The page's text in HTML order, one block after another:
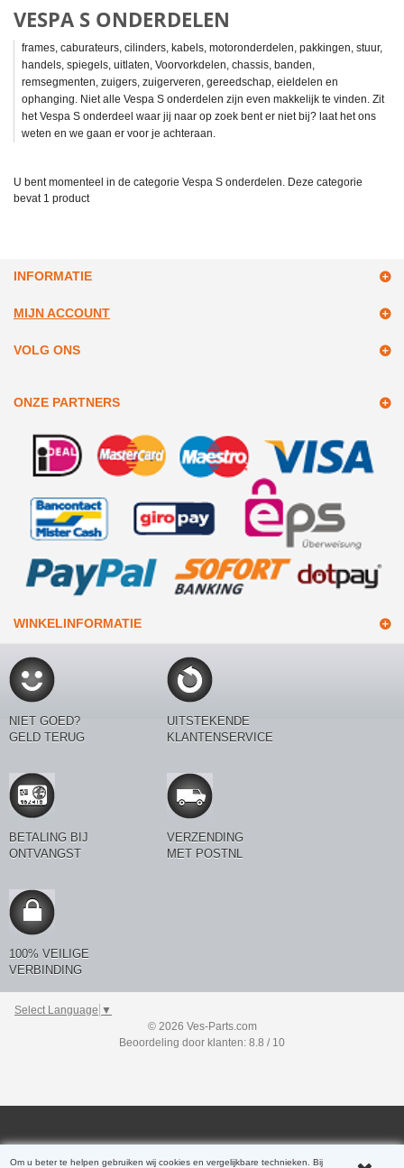
VESPA S ONDERDELEN
frames, caburateurs, cilinders, kabels, motoronderdelen, pakkingen, stuur,
handels, spiegels, uitlaten, Voorvorkdelen, chassis, banden,
remsegmenten, zuigers, zuigerveren, gereedschap, eieldelen en
ophanging. Niet alle Vespa S onderdelen zijn even makkelijk te vinden. Zit
het Vespa S onderdeel waar jij naar op zoek bent er niet bij? laat het ons
weten en we gaan er voor je achteraan.
U bent momenteel in de categorie Vespa S onderdelen. Deze categorie
bevat 1 product
INFORMATIE
MIJN ACCOUNT
VOLG ONS
ONZE PARTNERS
WINKELINFORMATIE
NIET GOED?
GELD TERUG
UITSTEKENDE
KLANTENSERVICE
BETALING BIJ
ONTVANGST
VERZENDING
MET POSTNL
100% VEILIGE
VERBINDING
Om u beter te helpen gebruiken wij cookies en vergelijkbare technieken. Bij
Select Language ▼
© 2026 Ves-Parts.com
Beoordeling door klanten: 8.8 / 10